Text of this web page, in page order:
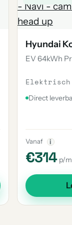
Hyundai
EV 64kWh
Elektrisch
Direct
Vanaf i
€314 p/